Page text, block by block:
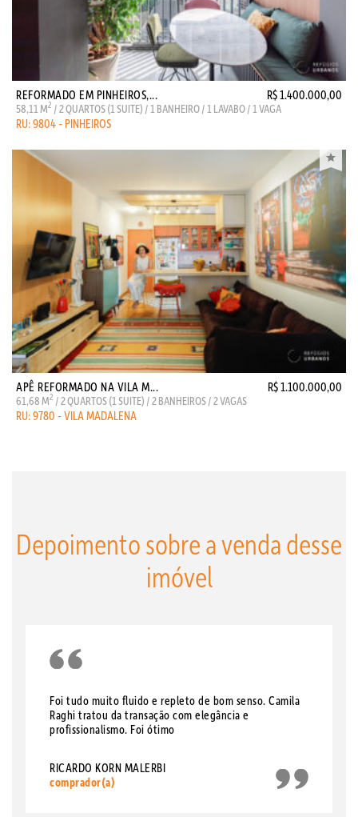
REFORMADO EM PINHEIROS,... R$ 1.400.000,00
58,11 M2 / 2 QUARTOS (1 SUITE) / 1 BANHEIRO / 1 LAVABO / 1 VAGA
RU: 9804 - PINHEIROS
APÊ REFORMADO NA VILA M... R$ 1.100.000,00
61,68 M2 / 2 QUARTOS (1 SUITE) / 2 BANHEIROS / 2 VAGAS
RU: 9780 - VILA MADALENA
Depoimento sobre a venda desse
imóvel
Foi tudo muito fluido e repleto de bom senso. Camila
Raghi tratou da transação com elegância e
profissionalismo. Foi ótimo
RICARDO KORN MALERBI
comprador(a)